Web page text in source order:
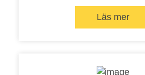
Läs mer